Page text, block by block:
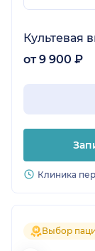
Культевая
от 9 900 ₽
Клиника
Выбор